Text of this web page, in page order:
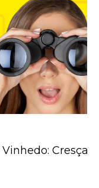
Cresça